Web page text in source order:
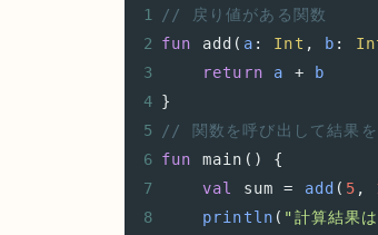
1
// 戻り値がある関数
2
fun add ( a : Int , b :
3
return a + b
4 }
5
// 関数を呼び出して結果を
6 fun main () {
7
val sum = add ( 5 ,
8
println ( "計算結果